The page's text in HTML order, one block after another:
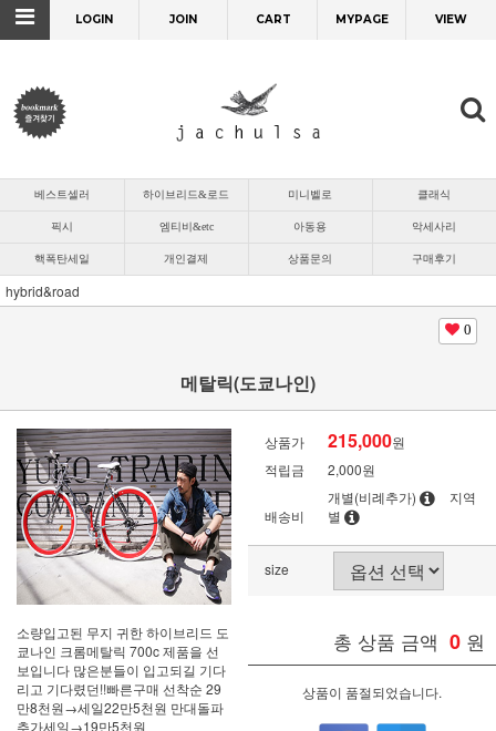
LOGIN JOIN CART MYPAGE VIEW
베스트셀러 하이브리드&로드 미니벨로 클래식
픽시 엠티비&etc 아동용 악세사리
핵폭탄세일 개인결제 상품문의 구매후기
hybrid&road
0
메탈릭(도쿄나인)
소량입고된 무지 귀한 하이브리드 도
쿄나인 크롬메탈릭 700c 제품을 선
보입니다 많은분들이 입고되길 기다
리고 기다렸던!!빠른구매 선착순 29
만8천원→세일22만5천원 만대돌파
추가세일→19만5천원
상품가 215,000원
적립금
2,000원
배송비
개별(비례추가)
지역
별
size
총 상품 금액 0 원
상품이 품절되었습니다.